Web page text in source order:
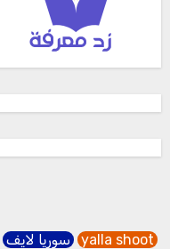
yalla shoot سوريا لايف